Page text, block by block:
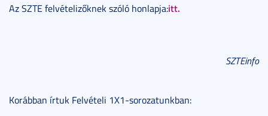
Az SZTE felvételizőknek szóló honlapja:itt.
SZTEinfo
Korábban írtuk Felvételi 1X1-sorozatunkban: